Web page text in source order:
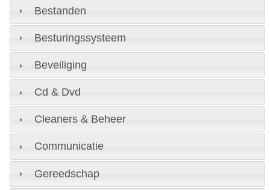
Bestanden
Besturingssysteem
Beveiliging
Cd & Dvd
Cleaners & Beheer
Communicatie
Gereedschap